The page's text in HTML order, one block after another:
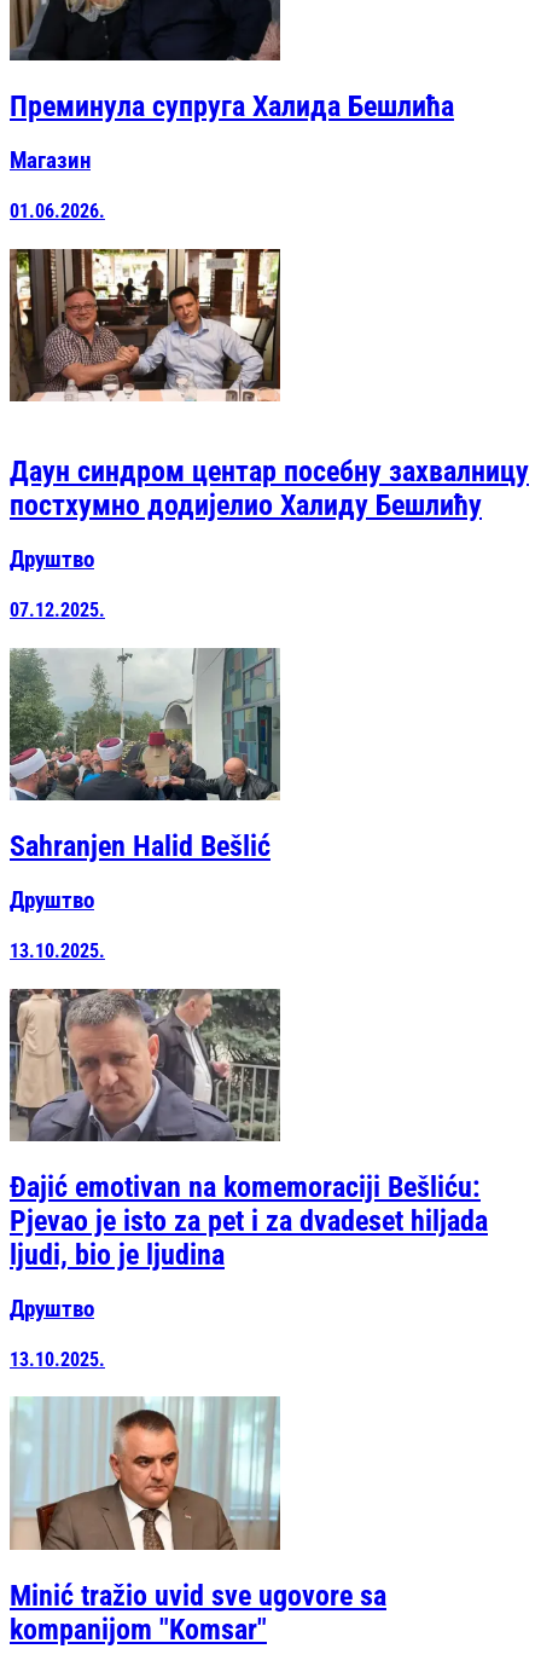
Преминула супруга Халида Бешлића
Магазин
01.06.2026.
Даун синдром центар посебну захвалницу
постхумно додијелио Халиду Бешлићу
Друштво
07.12.2025.
Sahranjen Halid Bešlić
Друштво
13.10.2025.
Đajić emotivan na komemoraciji Bešliću:
Pjevao je isto za pet i za dvadeset hiljada
ljudi, bio je ljudina
Друштво
13.10.2025.
Minić tražio uvid sve ugovore sa
kompanijom "Komsar"